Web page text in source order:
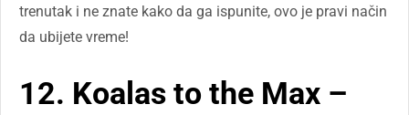
trenutak i ne znate kako da ga ispunite, ovo je pravi način
da ubijete vreme!
12. Koalas to the Max –